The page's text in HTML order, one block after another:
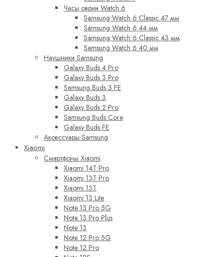
Часы серии Watch 6
Samsung Watch 6 Classic 47 мм
Samsung Watch 6 44 мм
Samsung Watch 6 Classic 43 мм
Samsung Watch 6 40 мм
Наушники Samsung
Galaxy Buds 4 Pro
Galaxy Buds 3 Pro
Samsung Buds 3 FE
Galaxy Buds 3
Galaxy Buds 2 Pro
Samsung Buds Core
Galaxy Buds FE
Аксессуары Samsung
Xiaomi
Смартфоны Xiaomi
Xiaomi 14T Pro
Xiaomi 13T Pro
Xiaomi 13T
Xiaomi 13 Lite
Note 13 Pro 5G
Note 13 Pro Plus
Note 13
Note 12 Pro 5G
Note 12 Pro